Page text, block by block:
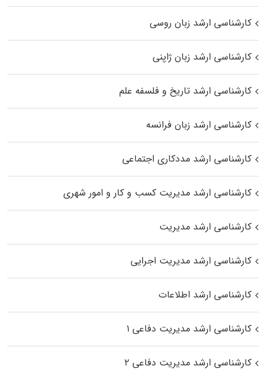
کارشناسی ارشد زبان روسی
کارشناسی ارشد زبان ژاپنی
کارشناسی ارشد تاریخ و فلسفه علم
کارشناسی ارشد زبان فرانسه
کارشناسی ارشد مددکاری اجتماعی
کارشناسی ارشد مدیریت کسب و کار و امور شهری
کارشناسی ارشد مدیریت
کارشناسی ارشد مدیریت اجرایی
کارشناسی ارشد اطلاعات
کارشناسی ارشد مدیریت دفاعی ۱
کارشناسی ارشد مدیریت دفاعی ۲